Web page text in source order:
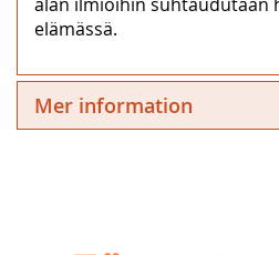
elämässä.
Mer information